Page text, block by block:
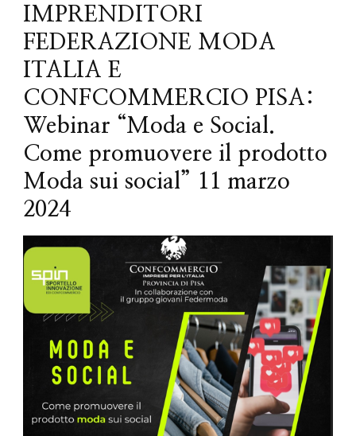
IMPRENDITORI
FEDERAZIONE MODA
ITALIA E
CONFCOMMERCIO PISA:
Webinar “Moda e Social.
Come promuovere il prodotto
Moda sui social” 11 marzo
2024